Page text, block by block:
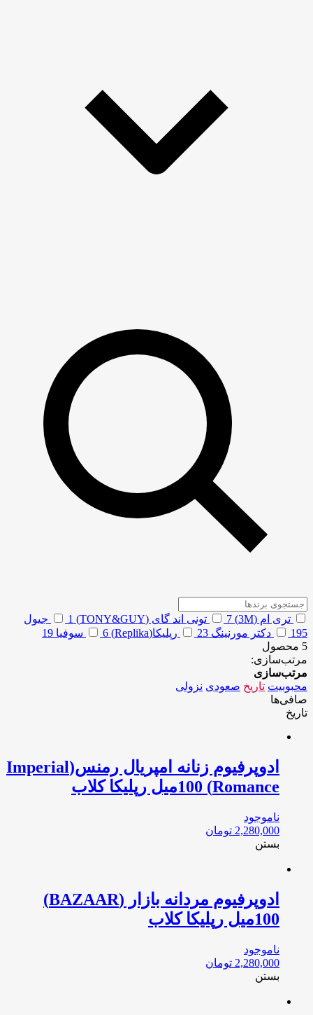
تری ام (3M) 7 تونی اند گای (TONY&GUY) 1
جیول
195
دکتر مورنینگ 23 رپلیکا(Replika) 6 سوفیا 19
5 محصول
مرتب‌سازی:
مرتب‌سازی
محبوبیت تاریخ صعودی نزولی
صافی‌ها
تاریخ
ادوپرفیوم زنانه امپریال رمنس(Imperial
Romance) 100میل رپلیکا کلاب
ناموجود
2,280,000 تومان
بستن
ادوپرفیوم مردانه بازار‌‌‌ (BAZAAR)
100میل رپلیکا کلاب
ناموجود
2,280,000 تومان
بستن